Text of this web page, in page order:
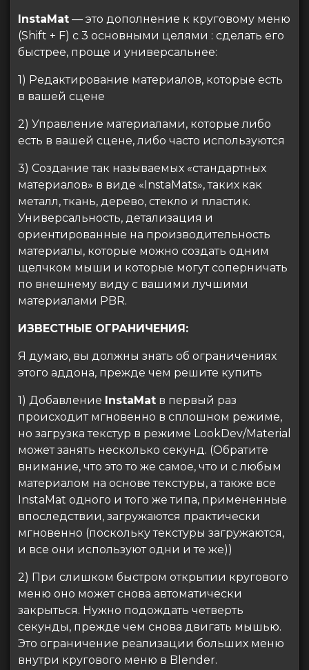
InstaMat — это дополнение к круговому меню
(Shift + F) с 3 основными целями : сделать его
быстрее, проще и универсальнее:
1) Редактирование материалов, которые есть
в вашей сцене
2) Управление материалами, которые либо
есть в вашей сцене, либо часто используются
3) Создание так называемых «стандартных
материалов» в виде «InstaMats», таких как
металл, ткань, дерево, стекло и пластик.
Универсальность, детализация и
ориентированные на производительность
материалы, которые можно создать одним
щелчком мыши и которые могут соперничать
по внешнему виду с вашими лучшими
материалами PBR.
ИЗВЕСТНЫЕ ОГРАНИЧЕНИЯ:
Я думаю, вы должны знать об ограничениях
этого аддона, прежде чем решите купить
1) Добавление InstaMat в первый раз
происходит мгновенно в сплошном режиме,
но загрузка текстур в режиме LookDev/Material
может занять несколько секунд. (Обратите
внимание, что это то же самое, что и с любым
материалом на основе текстуры, а также все
InstaMat одного и того же типа, примененные
впоследствии, загружаются практически
мгновенно (поскольку текстуры загружаются,
и все они используют одни и те же))
2) При слишком быстром открытии кругового
меню оно может снова автоматически
закрыться. Нужно подождать четверть
секунды, прежде чем снова двигать мышью.
Это ограничение реализации больших меню
внутри кругового меню в Blender.